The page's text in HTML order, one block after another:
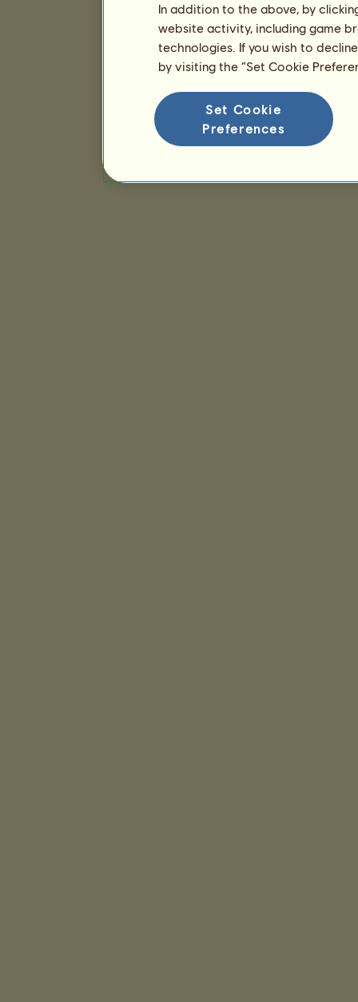
In addition to the above, by
website activity, including game
technologies. If you wish to
by visiting the “Set Cookie
Set Cookie
Preferences